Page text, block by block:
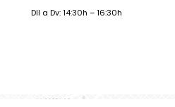
Dll a Dv: 14:30h – 16:30h